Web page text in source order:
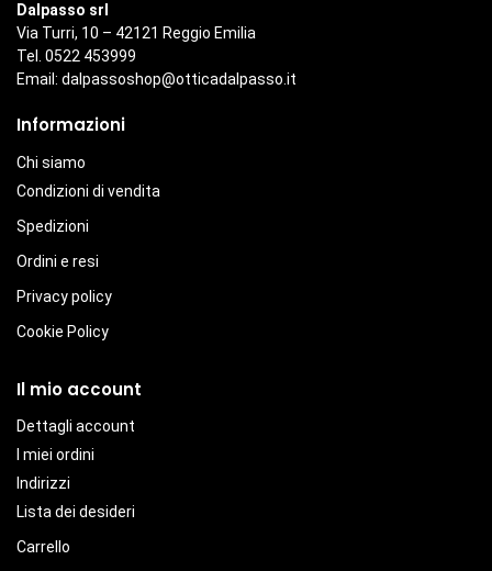
Dalpasso srl
Via Turri, 10 – 42121 Reggio Emilia
Tel. 0522 453999
Email: dalpassoshop@otticadalpasso.it
Informazioni
Chi siamo
Condizioni di vendita
Spedizioni
Ordini e resi
Privacy policy
Cookie Policy
Il mio account
Dettagli account
I miei ordini
Indirizzi
Lista dei desideri
Carrello